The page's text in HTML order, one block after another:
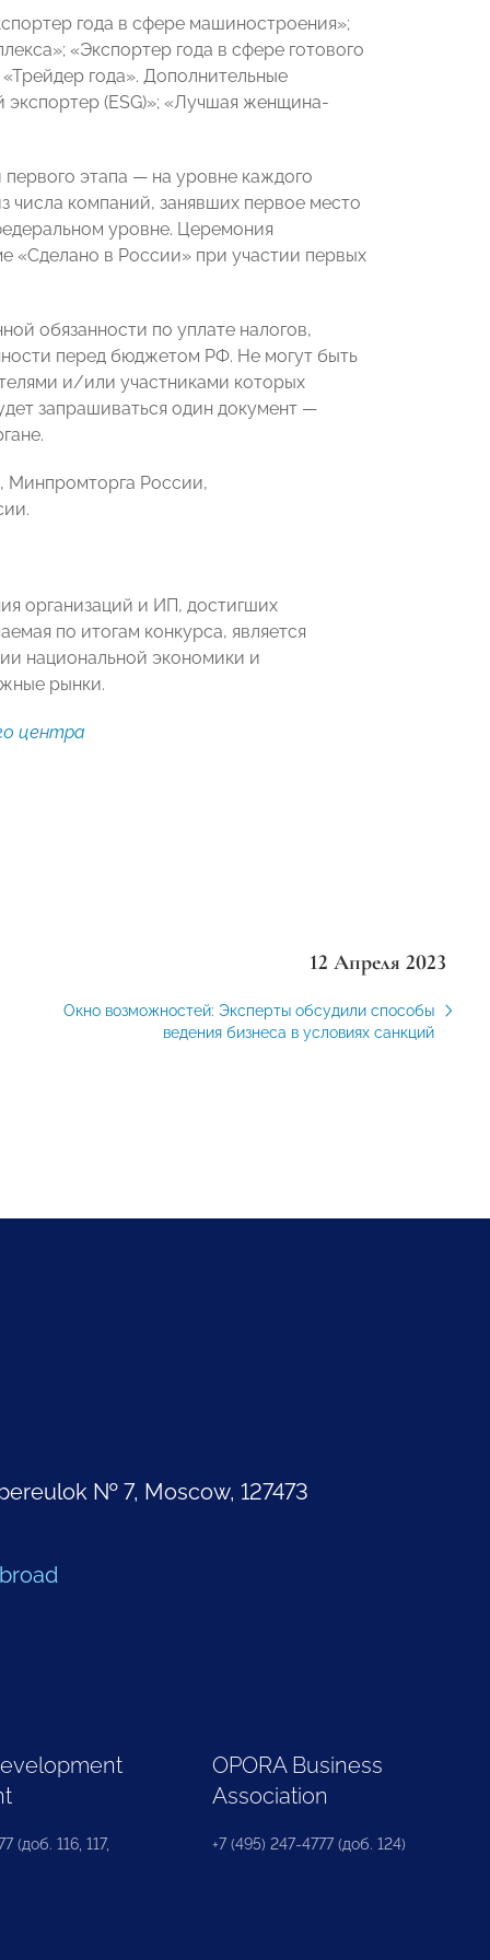
года в сфере машиностроения»;
«Экспортер года в сфере готового
года». Дополнительные
(ESG)»; «Лучшая женщина-
этапа — на уровне каждого
числа компаний, занявших первое место
уровне. Церемония
«Сделано в России» при участии первых
обязанности по уплате налогов,
перед бюджетом РФ. Не могут быть
и/или участниками которых
запрашиваться один документ —
Минпромторга России,
организаций и ИП, достигших
по итогам конкурса, является
национальной экономики и
рынки.
центра
12 Апреля 2023
Окно возможностей: Эксперты обсудили способы
ведения бизнеса в условиях санкций
№ 7, Moscow, 127473
(доб. 116, 117,
OPORA Business
Association
+7 (495) 247-4777 (доб. 124)